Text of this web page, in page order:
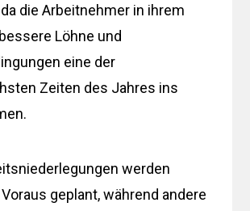
die Arbeitnehmer in ihrem
Löhne und
eine der
Zeiten des Jahres ins
werden
geplant, während andere